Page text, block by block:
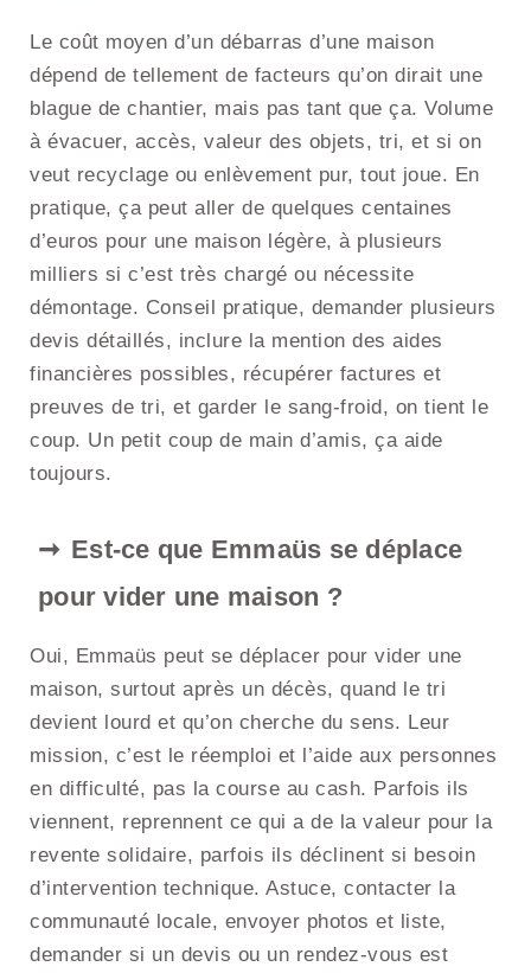
Le coût moyen d’un débarras d’une maison
dépend de tellement de facteurs qu’on dirait une
blague de chantier, mais pas tant que ça. Volume
à évacuer, accès, valeur des objets, tri, et si on
veut recyclage ou enlèvement pur, tout joue. En
pratique, ça peut aller de quelques centaines
d’euros pour une maison légère, à plusieurs
milliers si c’est très chargé ou nécessite
démontage. Conseil pratique, demander plusieurs
devis détaillés, inclure la mention des aides
financières possibles, récupérer factures et
preuves de tri, et garder le sang-froid, on tient le
coup. Un petit coup de main d’amis, ça aide
toujours.
Est-ce que Emmaüs se déplace
pour vider une maison ?
Oui, Emmaüs peut se déplacer pour vider une
maison, surtout après un décès, quand le tri
devient lourd et qu’on cherche du sens. Leur
mission, c’est le réemploi et l’aide aux personnes
en difficulté, pas la course au cash. Parfois ils
viennent, reprennent ce qui a de la valeur pour la
revente solidaire, parfois ils déclinent si besoin
d’intervention technique. Astuce, contacter la
communauté locale, envoyer photos et liste,
demander si un devis ou un rendez-vous est